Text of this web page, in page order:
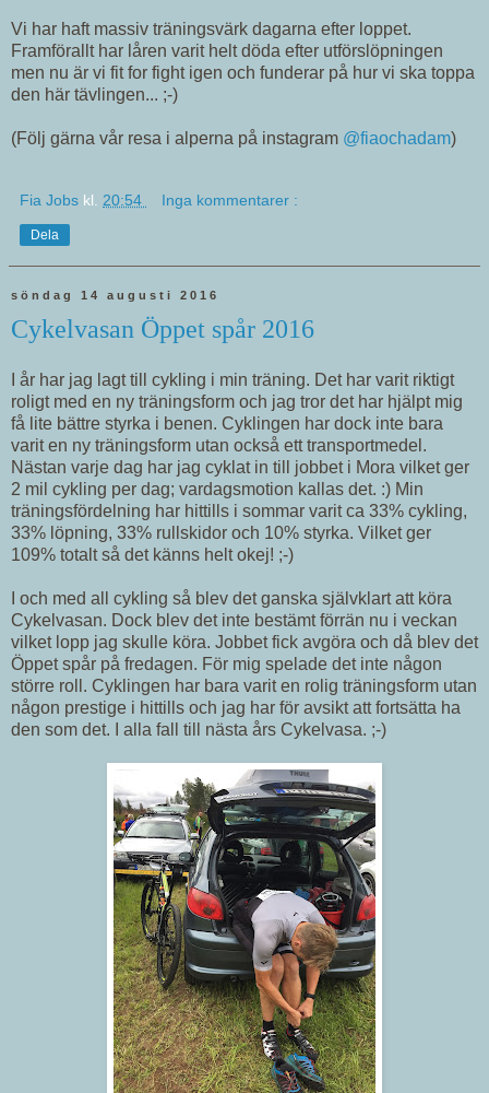
Vi har haft massiv träningsvärk dagarna efter loppet.
Framförallt har låren varit helt döda efter utförslöpningen
men nu är vi fit for fight igen och funderar på hur vi ska toppa
den här tävlingen... ;-)
(Följ gärna vår resa i alperna på instagram @fiaochadam)
Fia Jobs kl. 20:54 Inga kommentarer :
Dela
söndag 14 augusti 2016
Cykelvasan Öppet spår 2016
I år har jag lagt till cykling i min träning. Det har varit riktigt
roligt med en ny träningsform och jag tror det har hjälpt mig
få lite bättre styrka i benen. Cyklingen har dock inte bara
varit en ny träningsform utan också ett transportmedel.
Nästan varje dag har jag cyklat in till jobbet i Mora vilket ger
2 mil cykling per dag; vardagsmotion kallas det. :) Min
träningsfördelning har hittills i sommar varit ca 33% cykling,
33% löpning, 33% rullskidor och 10% styrka. Vilket ger
109% totalt så det känns helt okej! ;-)
I och med all cykling så blev det ganska självklart att köra
Cykelvasan. Dock blev det inte bestämt förrän nu i veckan
vilket lopp jag skulle köra. Jobbet fick avgöra och då blev det
Öppet spår på fredagen. För mig spelade det inte någon
större roll. Cyklingen har bara varit en rolig träningsform utan
någon prestige i hittills och jag har för avsikt att fortsätta ha
den som det. I alla fall till nästa års Cykelvasa. ;-)